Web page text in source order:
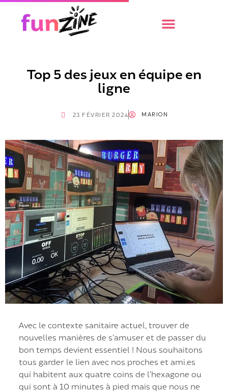
Top 5 des jeux en équipe en
ligne
23 FÉVRIER 2024 MARION
Avec le contexte sanitaire actuel, trouver de
nouvelles manières de s’amuser et de passer du
bon temps devient essentiel ! Nous souhaitons
tous garder le lien avec nos proches et ami.es
qui habitent aux quatre coins de l’hexagone ou
qui sont à 10 minutes à pied mais que nous ne